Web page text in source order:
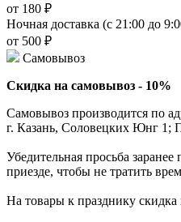
от 180 ₽
Ночная доставка (с 21:00 до
от 500 ₽
Самовывоз
Скидка на самовывоз - 10%
Самовывоз производится по
г. Казань, Соловецких Юнг 1;
Убедительная просьба
приезде, чтобы не тратить
На товары к празднику скидка